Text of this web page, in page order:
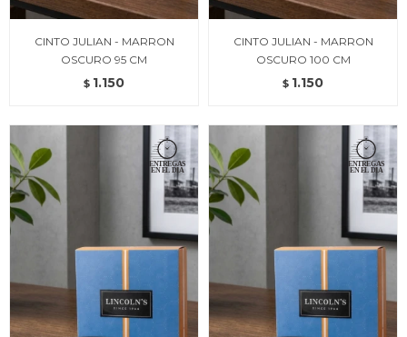
CINTO JULIAN - MARRON
OSCURO 95 CM
$ 1.150
CINTO JULIAN - MARRON
OSCURO 100 CM
$ 1.150